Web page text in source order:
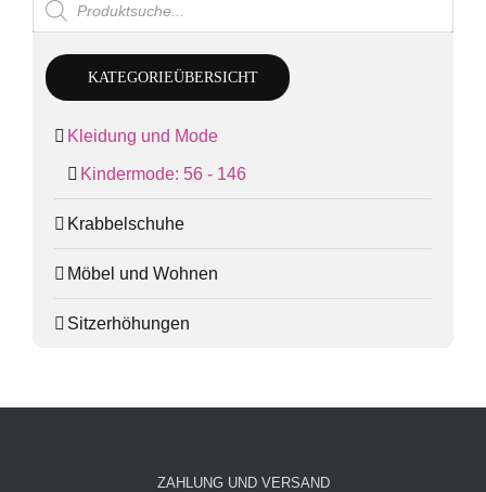
search
KATEGORIEÜBERSICHT
Kleidung und Mode
Kindermode: 56 - 146
Krabbelschuhe
Möbel und Wohnen
Sitzerhöhungen
ZAHLUNG UND VERSAND